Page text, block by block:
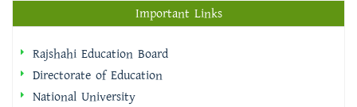
Important Links
Rajshahi Education Board
Directorate of Education
National University